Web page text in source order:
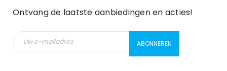
Ontvang de laatste aanbiedingen en acties!